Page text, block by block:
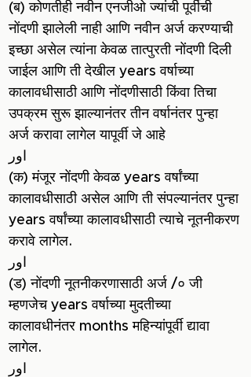
(ब) कोणतीही नवीन एनजीओ ज्यांची पूर्वीची
नोंदणी झालेली नाही आणि नवीन अर्ज करण्याची
इच्छा असेल त्यांना केवळ तात्पुरती नोंदणी दिली
जाईल आणि ती देखील years वर्षाच्या
कालावधीसाठी आणि नोंदणीसाठी किंवा तिचा
उपक्रम सुरू झाल्यानंतर तीन वर्षानंतर पुन्हा
अर्ज करावा लागेल यापूर्वी जे आहे
اور
(क) मंजूर नोंदणी केवळ years वर्षांच्या
कालावधीसाठी असेल आणि ती संपल्यानंतर पुन्हा
years वर्षांच्या कालावधीसाठी त्याचे नूतनीकरण
करावे लागेल.
اور
(ड) नोंदणी नूतनीकरणासाठी अर्ज /० जी
म्हणजेच years वर्षाच्या मुदतीच्या
कालावधीनंतर months महिन्यांपूर्वी द्यावा
लागेल.
اور